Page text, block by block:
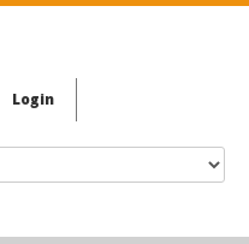
Login